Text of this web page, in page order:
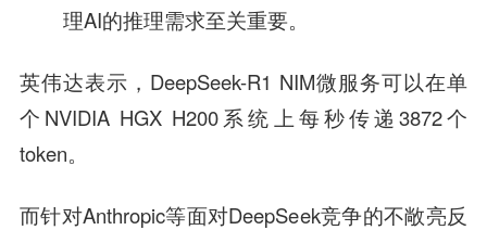
理AI的推理需求至关重要。
英伟达表示，DeepSeek-R1 NIM微服务可以在单
个NVIDIA HGX H200系统上每秒传递3872个
token。
而针对Anthropic等面对DeepSeek竞争的不敞亮反